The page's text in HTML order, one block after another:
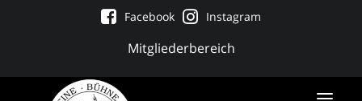
Mitgliederbereich
Facebook Instagram